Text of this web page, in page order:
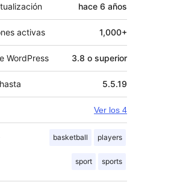
hace 6 años
activas 1,000+
WordPress 3.8 o superior
5.5.19
Ver los 4
basketball players
sport sports